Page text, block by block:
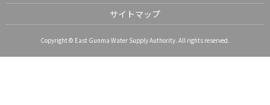
サイトマップ
Copyright © East Gunma Water Supply Authority. All rights reserved.